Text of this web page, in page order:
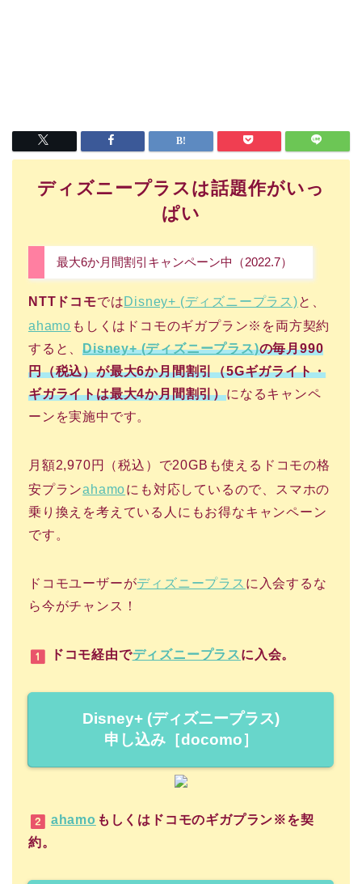
ディズニープラスは話題作がいっ
ぱい
最大6か月間割引キャンペーン中（2022.7）
NTTドコモではDisney+ (ディズニープラス)と、
ahamo もしくはドコモのギガプラン※を両方契約
すると、Disney+ (ディズニープラス)の毎月990
円（税込）が最大6か月間割引（5Gギガライト・
ギガライトは最大4か月間割引）になるキャンペ
ーンを実施中です。
月額2,970円（税込）で20GBも使えるドコモの格
安プランahamoにも対応しているので、スマホの
乗り換えを考えている人にもお得なキャンペーン
です。
ドコモユーザーがディズニープラス に入会するな
ら今がチャンス！
ドコモ経由でディズニープラスに入会。
Disney+ (ディズニープラス)
申し込み［docomo］
ahamo もしくはドコモのギガプラン※を契
約。